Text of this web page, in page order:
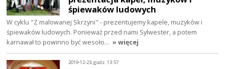
śpiewaków ludowych
W cyklu "Z malowanej Skrzyni" - prezentujemy kapele, muzyków i
śpiewaków ludowych. Ponieważ przed nami Sylwester, a potem
karnawał to powinno być wesoło… » więcej
2019-12-23, godz. 13:57